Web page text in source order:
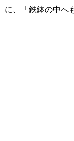
に、「鉄鉢の中へ